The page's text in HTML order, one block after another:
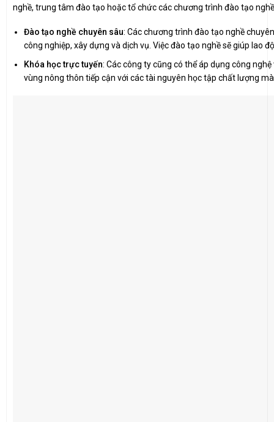
nghề, trung tâm đào tạo hoặc tổ chức các chương trình đào tạo
Đào tạo nghề chuyên sâu: Các chương trình đào tạo nghề
công nghiệp, xây dựng và dịch vụ. Việc đào tạo nghề sẽ giúp lao
Khóa học trực tuyến: Các công ty cũng có thể áp dụng công
vùng nông thôn tiếp cận với các tài nguyên học tập chất lượng